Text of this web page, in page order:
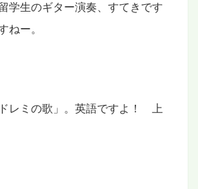
学生のギター演奏、すてきです
ねー。
レミの歌」。英語ですよ！ 上